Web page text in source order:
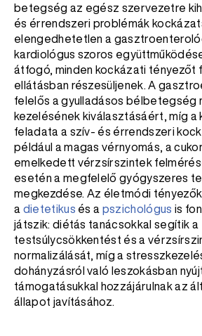
betegség az egész szervezetre
és érrendszeri problémák
elengedhetetlen a
kardiológus szoros
átfogó, minden kockázati tényezőt
ellátásban részesüljenek. A
felelős a gyulladásos bélbetegség
kezelésének kiválasztásáért, míg a
feladata a szív- és érrendszeri
például a magas vérnyomás, a
emelkedett vérzsírszintek
esetén a megfelelő gyógyszeres
megkezdése. Az életmódi
a dietetikus és a pszichológus is
játszik: diétás tanácsokkal segítik a
testsúlycsökkentést és a
normalizálását, míg a
dohányzásról való leszokásban
támogatásukkal hozzájárulnak az
állapot javításához.